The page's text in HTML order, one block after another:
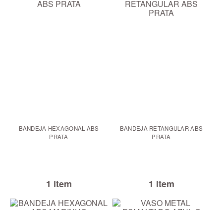
BANDEJA HEXAGONAL ABS
PRATA
1 item
BANDEJA RETANGULAR ABS
PRATA
1 item